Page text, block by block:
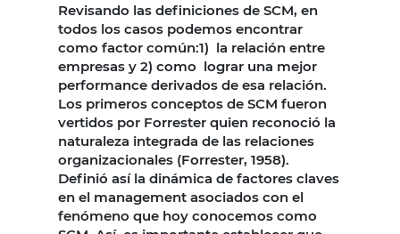
Revisando las definiciones de SCM, en
todos los casos podemos encontrar
como factor común:1) la relación entre
empresas y 2) como lograr una mejor
performance derivados de esa relación.
Los primeros conceptos de SCM fueron
vertidos por Forrester quien reconoció la
naturaleza integrada de las relaciones
organizacionales (Forrester, 1958).
Definió así la dinámica de factores claves
en el management asociados con el
fenómeno que hoy conocemos como